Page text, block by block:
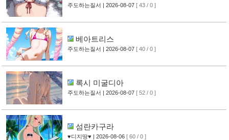
주도하는질서 | 2026-08-07 [ 43 / 0 ]
베아트리스
주도하는질서 | 2026-08-07 [ 40 / 0 ]
록시 미굴디아
주도하는질서 | 2026-08-07 [ 52 / 0 ]
섬란카구라
♥디지땅♥ | 2026-08-06 [ 60 / 0 ]